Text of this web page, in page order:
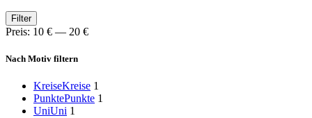
Min.
Preis
Max.
Preis
Filter
Preis: 10 € — 20 €
Nach Motiv filtern
KreiseKreise 1
PunktePunkte 1
UniUni 1